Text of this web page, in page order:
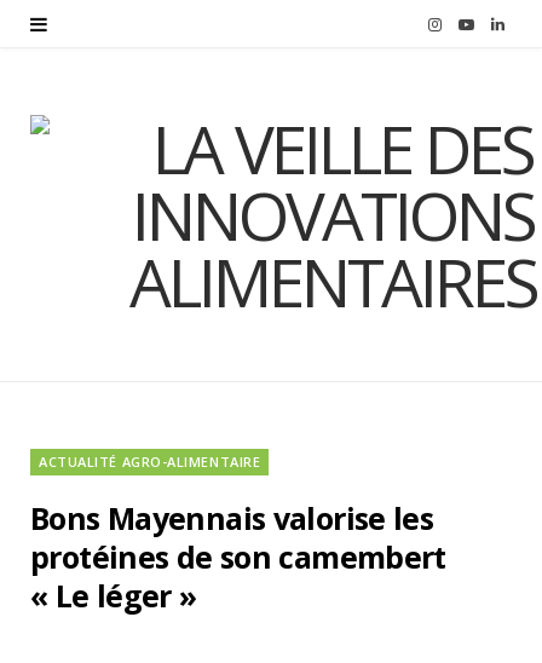
I
t
g
Y
T
u
b
L
k
e
d
ACTUALITÉ AGRO-ALIMENTAIRE
Bons Mayennais valorise les
protéines de son camembert
« Le léger »